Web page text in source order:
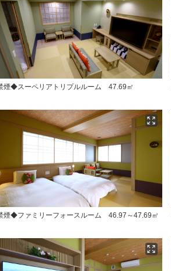
◆スーペリアトリプルルーム 47.69㎡
◆ファミリーフォースルーム 46.97～47.69㎡